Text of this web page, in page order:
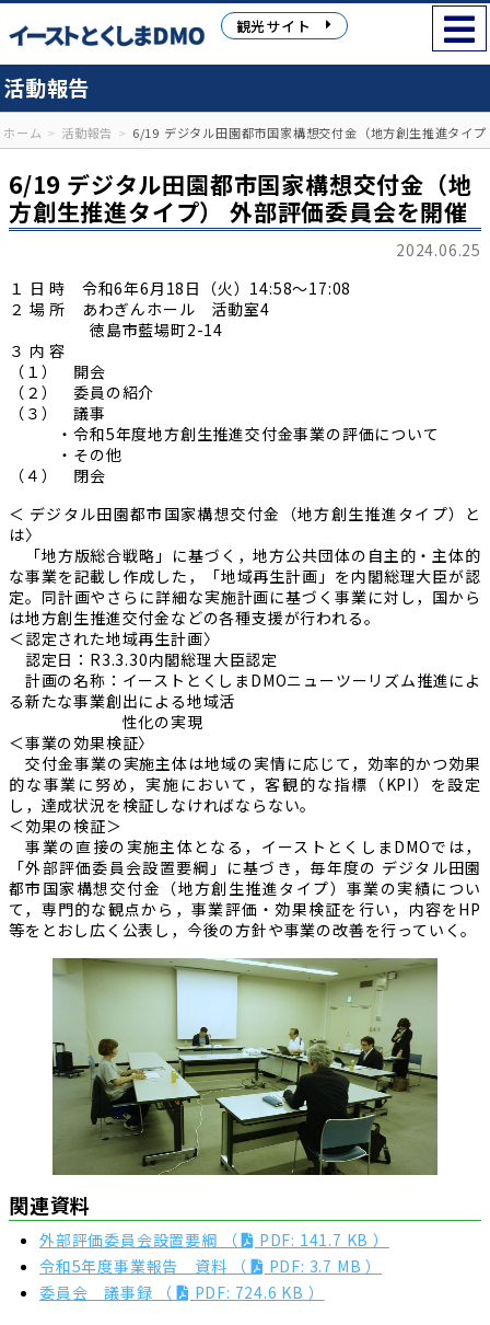
観光サイト
活動報告
ホーム 活動報告 6/19 デジタル田園都市国家構想交付金（地方創生推進タイ
6/19 デジタル田園都市国家構想交付金（地
方創生推進タイプ） 外部評価委員会を開催
2024.06.25
１ 日 時 令和6年6月18日（火）14:58～17:08
２ 場 所 あわぎんホール 活動室4
徳島市藍場町2-14
３ 内 容
（１） 開会
（２） 委員の紹介
（３） 議事
・令和5年度地方創生推進交付金事業の評価について
・その他
（４） 閉会
＜ デジタル田園都市国家構想交付金（地方創生推進タイプ）と
は〉
「地方版総合戦略」に基づく，地方公共団体の自主的・主体的
な事業を記載し作成した，「地域再生計画」を内閣総理大臣が認
定。同計画やさらに詳細な実施計画に基づく事業に対し，国から
は地方創生推進交付金などの各種支援が行われる。
＜認定された地域再生計画〉
認定日：R3.3.30内閣総理大臣認定
計画の名称：イーストとくしまDMOニューツーリズム推進によ
る新たな事業創出による地域活
性化の実現
＜事業の効果検証〉
交付金事業の実施主体は地域の実情に応じて，効率的かつ効果
的な事業に努め，実施において，客観的な指標（KPI）を設定
し，達成状況を検証しなければならない。
＜効果の検証＞
事業の直接の実施主体となる，イーストとくしまDMOでは，
「外部評価委員会設置要綱」に基づき，毎年度の デジタル田園
都市国家構想交付金（地方創生推進タイプ）事業の実績につい
て，専門的な観点から，事業評価・効果検証を行い，内容をHP
等をとおし広く公表し，今後の方針や事業の改善を行っていく。
関連資料
外部評価委員会設置要綱 （
PDF: 141.7 KB ）
令和5年度事業報告 資料 （
PDF: 3.7 MB ）
委員会 議事録 （
PDF: 724.6 KB ）